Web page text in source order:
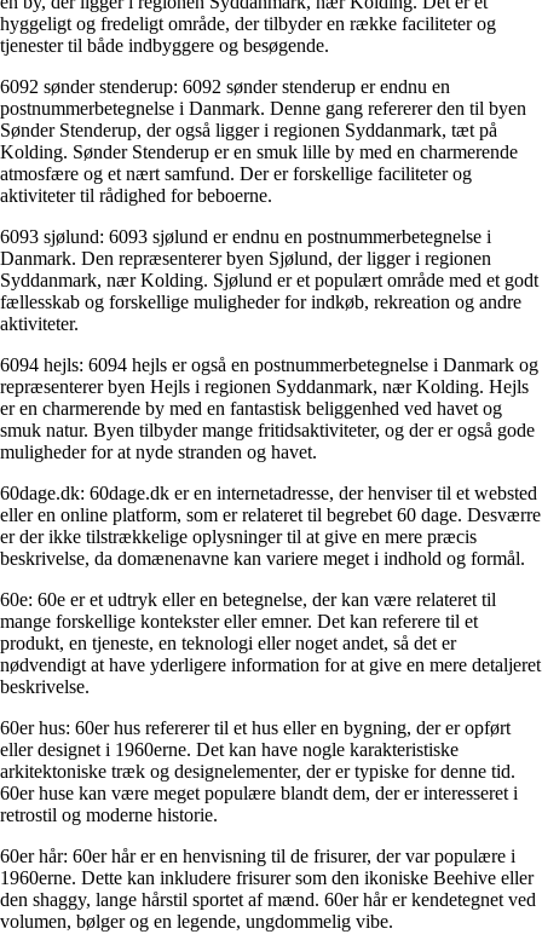
hyggeligt og fredeligt område, der tilbyder en række faciliteter og
tjenester til både indbyggere og besøgende.
6092 sønder stenderup: 6092 sønder stenderup er endnu en
postnummerbetegnelse i Danmark. Denne gang refererer den til byen
Sønder Stenderup, der også ligger i regionen Syddanmark, tæt på
Kolding. Sønder Stenderup er en smuk lille by med en charmerende
atmosfære og et nært samfund. Der er forskellige faciliteter og
aktiviteter til rådighed for beboerne.
6093 sjølund: 6093 sjølund er endnu en postnummerbetegnelse i
Danmark. Den repræsenterer byen Sjølund, der ligger i regionen
Syddanmark, nær Kolding. Sjølund er et populært område med et godt
fællesskab og forskellige muligheder for indkøb, rekreation og andre
aktiviteter.
6094 hejls: 6094 hejls er også en postnummerbetegnelse i Danmark og
repræsenterer byen Hejls i regionen Syddanmark, nær Kolding. Hejls
er en charmerende by med en fantastisk beliggenhed ved havet og
smuk natur. Byen tilbyder mange fritidsaktiviteter, og der er også gode
muligheder for at nyde stranden og havet.
60dage.dk: 60dage.dk er en internetadresse, der henviser til et websted
eller en online platform, som er relateret til begrebet 60 dage. Desværre
er der ikke tilstrækkelige oplysninger til at give en mere præcis
beskrivelse, da domænenavne kan variere meget i indhold og formål.
60e: 60e er et udtryk eller en betegnelse, der kan være relateret til
mange forskellige kontekster eller emner. Det kan referere til et
produkt, en tjeneste, en teknologi eller noget andet, så det er
nødvendigt at have yderligere information for at give en mere detaljeret
beskrivelse.
60er hus: 60er hus refererer til et hus eller en bygning, der er opført
eller designet i 1960erne. Det kan have nogle karakteristiske
arkitektoniske træk og designelementer, der er typiske for denne tid.
60er huse kan være meget populære blandt dem, der er interesseret i
retrostil og moderne historie.
60er hår: 60er hår er en henvisning til de frisurer, der var populære i
1960erne. Dette kan inkludere frisurer som den ikoniske Beehive eller
den shaggy, lange hårstil sportet af mænd. 60er hår er kendetegnet ved
volumen, bølger og en legende, ungdommelig vibe.